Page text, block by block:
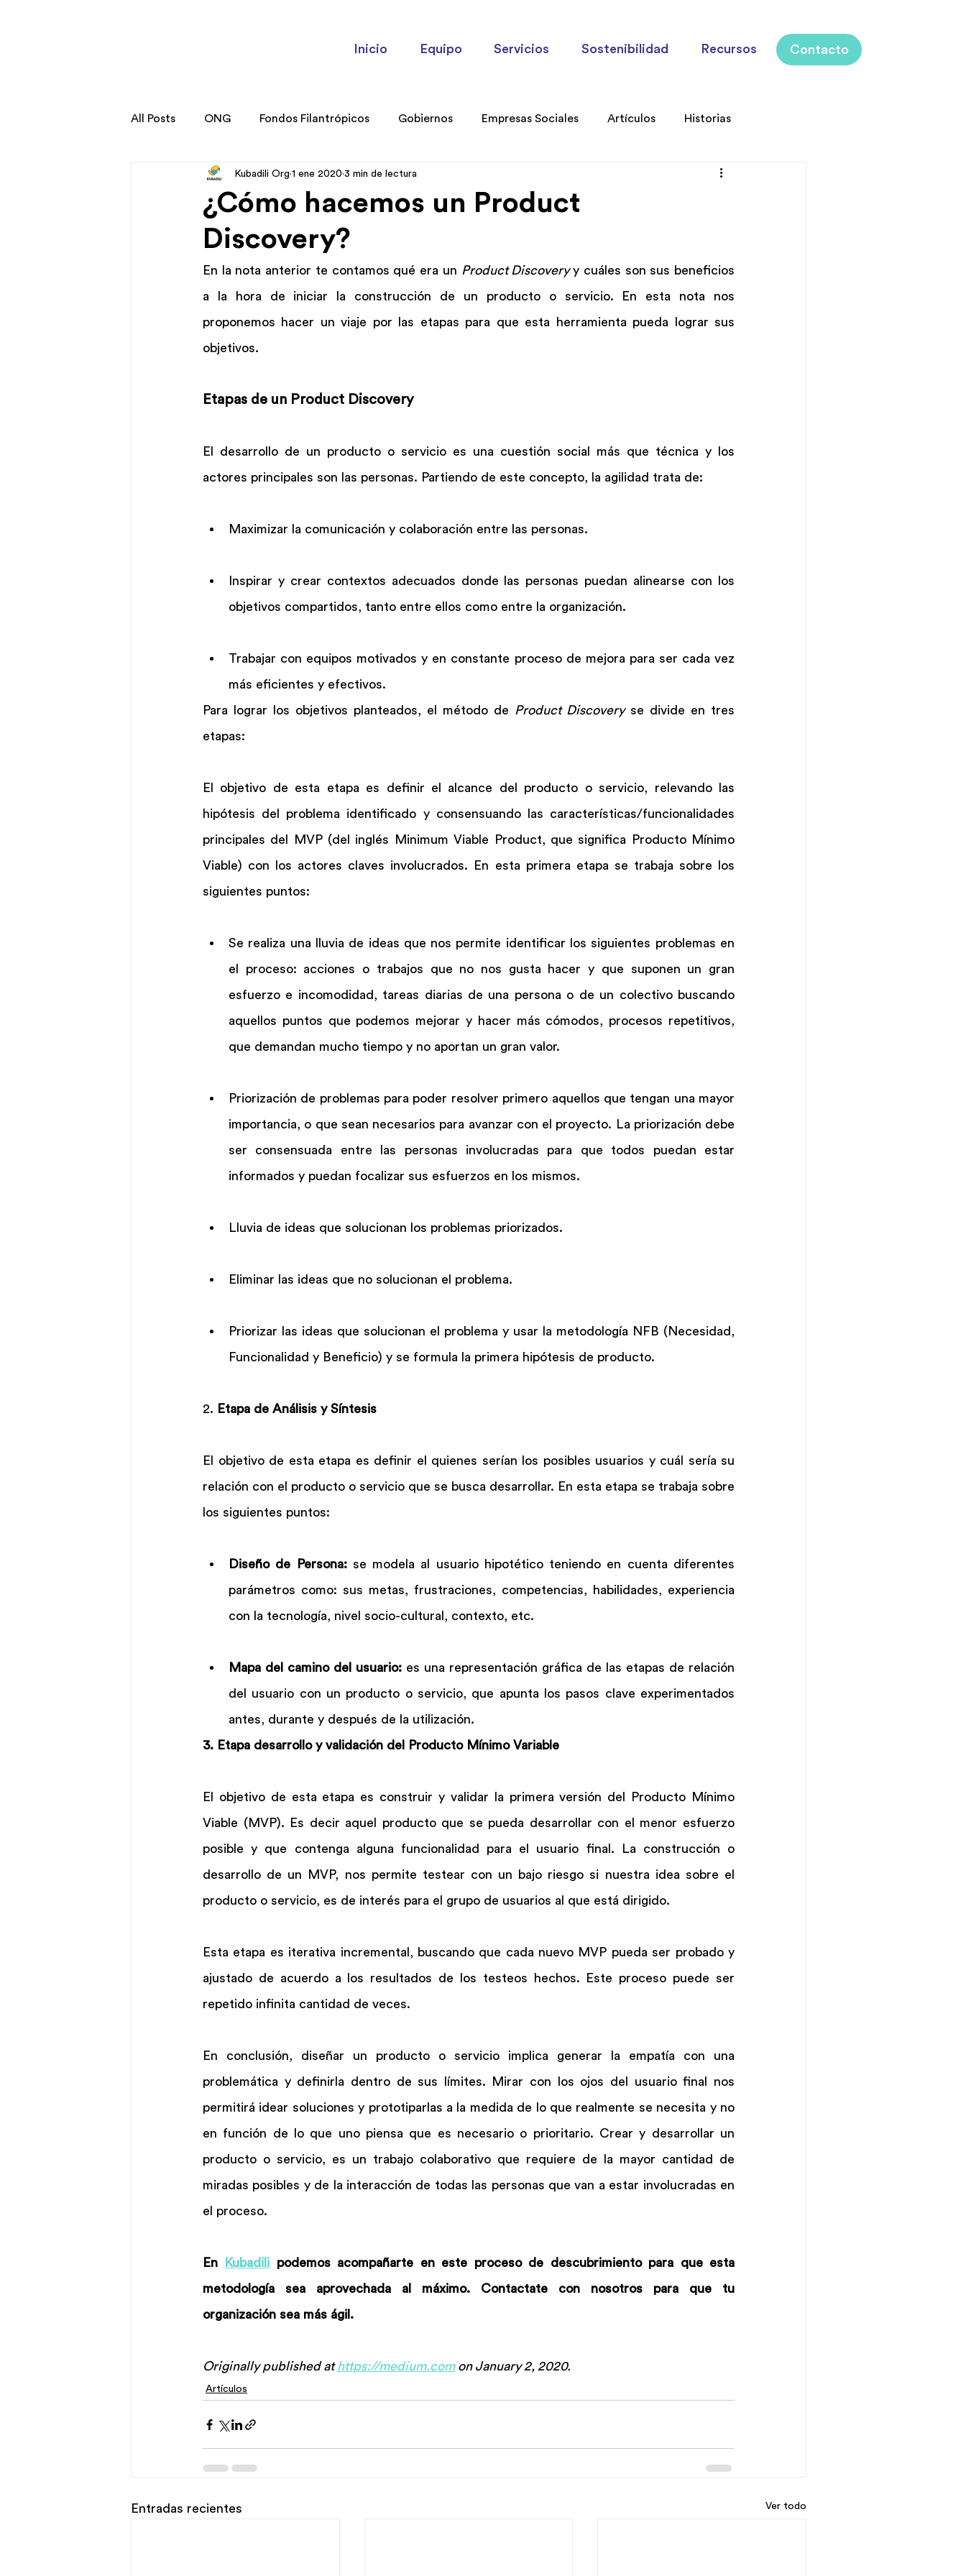
Inicio Equipo Servicios Sostenibilidad Recursos Contacto
All Posts ONG Fondos Filantrópicos Gobiernos Empresas Sociales Artículos Historias
Transformation Stories
¿Cómo hacemos un Product
Discovery?
Kubadili Org 1 ene 2020 3 min de lectura
En la nota anterior te contamos qué era un Product Discovery y cuáles son sus beneficios
a la hora de iniciar la construcción de un producto o servicio. En esta nota nos
proponemos hacer un viaje por las etapas para que esta herramienta pueda lograr sus
objetivos.
Etapas de un Product Discovery
El desarrollo de un producto o servicio es una cuestión social más que técnica y los
actores principales son las personas. Partiendo de este concepto, la agilidad trata de:
Maximizar la comunicación y colaboración entre las personas.
Inspirar y crear contextos adecuados donde las personas puedan alinearse con los
objetivos compartidos, tanto entre ellos como entre la organización.
Trabajar con equipos motivados y en constante proceso de mejora para ser cada vez
más eficientes y efectivos.
Para lograr los objetivos planteados, el método de
Product Discovery se divide en tres
etapas:
El objetivo de esta etapa es definir el alcance del producto o servicio, relevando las
hipótesis del problema identificado y consensuando las características/funcionalidades
principales del MVP (del inglés Minimum Viable Product, que significa Producto Mínimo
Viable) con los actores claves involucrados. En esta primera etapa se trabaja sobre los
siguientes puntos:
Se realiza una lluvia de ideas que nos permite identificar los siguientes problemas en
el proceso: acciones o trabajos que no nos gusta hacer y que suponen un gran
esfuerzo e incomodidad, tareas diarias de una persona o de un colectivo buscando
aquellos puntos que podemos mejorar y hacer más cómodos, procesos repetitivos,
que demandan mucho tiempo y no aportan un gran valor.
Priorización de problemas para poder resolver primero aquellos que tengan una mayor
importancia, o que sean necesarios para avanzar con el proyecto. La priorización debe
ser consensuada entre las personas involucradas para que todos puedan estar
informados y puedan focalizar sus esfuerzos en los mismos.
Lluvia de ideas que solucionan los problemas priorizados.
Eliminar las ideas que no solucionan el problema.
Priorizar las ideas que solucionan el problema y usar la metodología NFB (Necesidad,
Funcionalidad y Beneficio) y se formula la primera hipótesis de producto.
2. Etapa de Análisis y Síntesis
El objetivo de esta etapa es definir el quienes serían los posibles usuarios y cuál sería su
relación con el producto o servicio que se busca desarrollar. En esta etapa se trabaja sobre
los siguientes puntos:
Diseño de Persona: se modela al usuario hipotético teniendo en cuenta diferentes
parámetros como: sus metas, frustraciones, competencias, habilidades, experiencia
con la tecnología, nivel socio-cultural, contexto, etc.
Mapa del camino del usuario: es una representación gráfica de las etapas de relación
del usuario con un producto o servicio, que apunta los pasos clave experimentados
antes, durante y después de la utilización.
3. Etapa desarrollo y validación del Producto Mínimo Variable
El objetivo de esta etapa es construir y validar la primera versión del Producto Mínimo
Viable (MVP). Es decir aquel producto que se pueda desarrollar con el menor esfuerzo
posible y que contenga alguna funcionalidad para el usuario final. La construcción o
desarrollo de un MVP, nos permite testear con un bajo riesgo si nuestra idea sobre el
producto o servicio, es de interés para el grupo de usuarios al que está dirigido.
Esta etapa es iterativa incremental, buscando que cada nuevo MVP pueda ser probado y
ajustado de acuerdo a los resultados de los testeos hechos. Este proceso puede ser
repetido infinita cantidad de veces.
En conclusión, diseñar un producto o servicio implica generar la empatía con una
problemática y definirla dentro de sus límites. Mirar con los ojos del usuario final nos
permitirá idear soluciones y prototiparlas a la medida de lo que realmente se necesita y no
en función de lo que uno piensa que es necesario o prioritario. Crear y desarrollar un
producto o servicio, es un trabajo colaborativo que requiere de la mayor cantidad de
miradas posibles y de la interacción de todas las personas que van a estar involucradas en
el proceso.
En Kubadili podemos acompañarte en este proceso de descubrimiento para que esta
metodología sea aprovechada al máximo. Contactate con nosotros para que tu
organización sea más ágil.
Originally published at https://medium.com on January 2, 2020.
Artículos
Entradas recientes Ver todo